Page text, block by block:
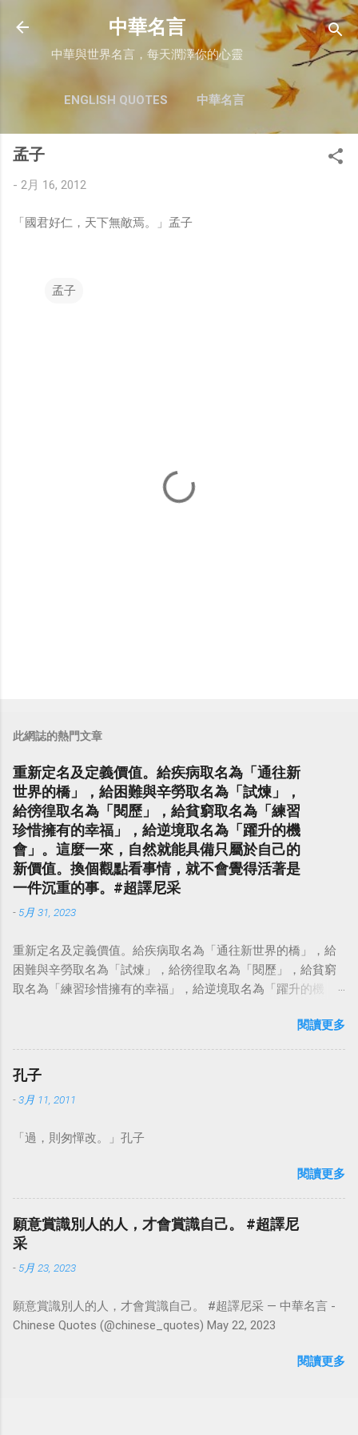
跳至主要內容
中華名言
中華與世界名言，每天潤澤你的心靈
ENGLISH QUOTES 中華名言
孟子
- 2月 16, 2012
「國君好仁，天下無敵焉。」孟子
孟子
此網誌的熱門文章
重新定名及定義價值。給疾病取名為「通往新
世界的橋」，給困難與辛勞取名為「試煉」，
給徬徨取名為「閱歷」，給貧窮取名為「練習
珍惜擁有的幸福」，給逆境取名為「躍升的機
會」。這麼一來，自然就能具備只屬於自己的
新價值。換個觀點看事情，就不會覺得活著是
一件沉重的事。#超譯尼采
- 5月 31, 2023
重新定名及定義價值。給疾病取名為「通往新世界的橋」，給
困難與辛勞取名為「試煉」，給徬徨取名為「閱歷」，給貧窮
取名為「練習珍惜擁有的幸福」，給逆境取名為「躍升的機
點看事情，就不會覺得活著是一件沉重的事。#超譯尼采 — 中
華名言 - Chinese Quotes (@chinese_quotes) May 23, 2023
閱讀更多
孔子
-3月 11, 2011
「過，則匆憚改。」孔子
閱讀更多
願意賞識別人的人，才會賞識自己。 #超譯尼
采
- 5月 23, 2023
願意賞識別人的人，才會賞識自己。 #超譯尼采 — 中華名言 -
Chinese Quotes (@chinese_quotes) May 22, 2023
閱讀更多